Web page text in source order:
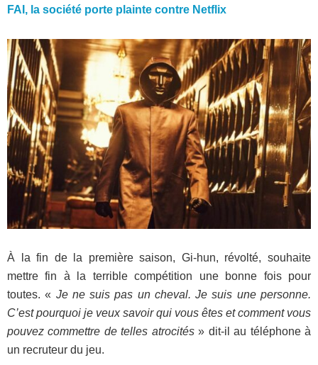
FAI, la société porte plainte contre Netflix
À la fin de la première saison, Gi-hun, révolté, souhaite
mettre fin à la terrible compétition une bonne fois pour
toutes. « Je ne suis pas un cheval. Je suis une personne.
C’est pourquoi je veux savoir qui vous êtes et comment vous
pouvez commettre de telles atrocités» dit-il au téléphone à
un recruteur du jeu.